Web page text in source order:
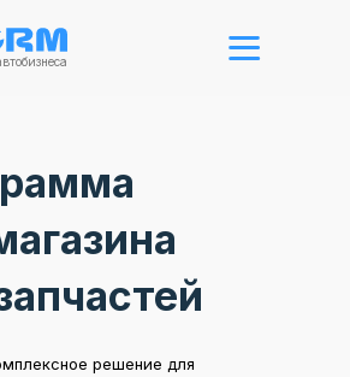
решение для